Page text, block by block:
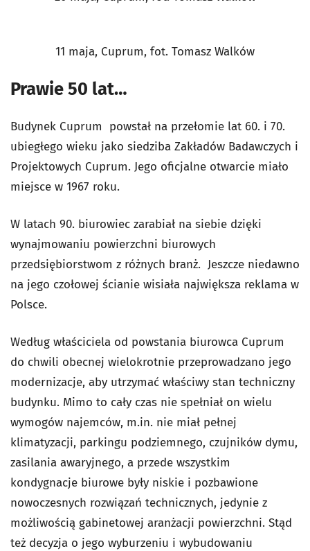
11 maja, Cuprum, fot. Tomasz Walków
Prawie 50 lat…
Budynek Cuprum powstał na przełomie lat 60. i 70.
ubiegłego wieku jako siedziba Zakładów Badawczych i
Projektowych Cuprum. Jego oficjalne otwarcie miało
miejsce w 1967 roku.
W latach 90. biurowiec zarabiał na siebie dzięki
wynajmowaniu powierzchni biurowych
przedsiębiorstwom z różnych branż. Jeszcze niedawno
na jego czołowej ścianie wisiała największa reklama w
Polsce.
Według właściciela od powstania biurowca Cuprum
do chwili obecnej wielokrotnie przeprowadzano jego
modernizacje, aby utrzymać właściwy stan techniczny
budynku. Mimo to cały czas nie spełniał on wielu
wymogów najemców, m.in. nie miał pełnej
klimatyzacji, parkingu podziemnego, czujników dymu,
zasilania awaryjnego, a przede wszystkim
kondygnacje biurowe były niskie i pozbawione
nowoczesnych rozwiązań technicznych, jedynie z
możliwością gabinetowej aranżacji powierzchni. Stąd
też decyzja o jego wyburzeniu i wybudowaniu